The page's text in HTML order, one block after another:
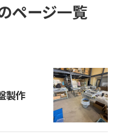
ページ一覧
製作